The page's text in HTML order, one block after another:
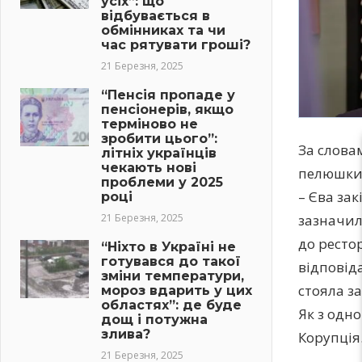
За
пелюшки
– Єва
до
стояла
Як з
відбувається в
обмінниках та чи
час рятувати гроші?
21 Березня, 2025
“Пенсія пропаде у
пенсіонерів, якщо
терміново не
зробити цього”:
літніх українців
чекають нові
проблеми у 2025
році
21 Березня, 2025
“Ніхто в Україні не
готувався до такої
зміни температури,
мороз вдарить у цих
областях”: де буде
дощ і потужна
злива?
21 Березня, 2025